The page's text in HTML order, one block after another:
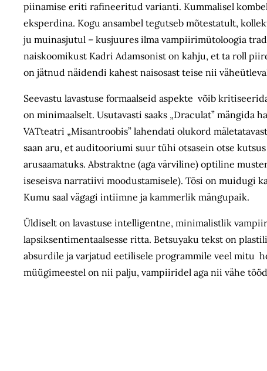
piinamise eriti rafineeritud varianti. Kummalisel
eksperdina. Kogu ansambel tegutseb mõtestatult,
ju muinasjutul – kusjuures ilma vampiirimütoloogia
naiskoomikust Kadri Adamsonist on kahju, et ta roll
on jätnud näidendi kahest naisosast teise nii
Seevastu lavastuse formaalseid aspekte võib
on minimaalselt. Usutavasti saaks „Draculat” mängida
VATteatri „Misantroobis” lahendati olukord
saan aru, et auditooriumi suur tühi otsasein otse
arusaamatuks. Abstraktne (aga värviline) optiline
iseseisva narratiivi moodustamisele). Tõsi on muidugi
Kumu saal vägagi intiimne ja kammerlik mängupaik.
Üldiselt on lavastuse intelligentne, minimalistlik
lapsiksentimentaalsesse ritta. Betsuyaku tekst on
absurdile ja varjatud eetilisele programmile veel mitu
müügimeestel on nii palju, vampiiridel aga nii vähe